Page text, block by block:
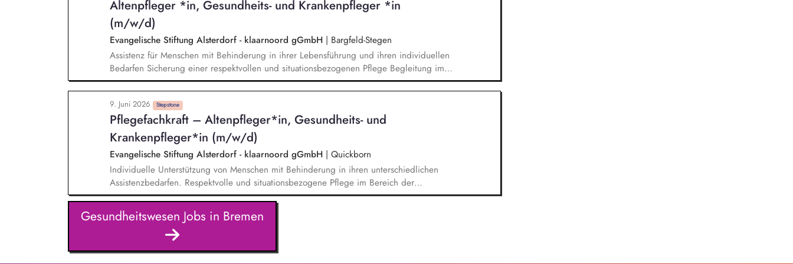
Menschen. Pflegeprozesse planen, steuern und dokumentieren, damit gute Pflege
nachvollziehbar und verlässlich bleibt. Gesundheitliche Veränderungen aufmerksam
wahrnehmen und in herausfordernden Situationen sicher und besonnen handeln.
Altenpfleger *in, Gesundheits- und Krankenpfleger *in
(m/w/d)
Evangelische Stiftung Alsterdorf - klaarnoord gGmbH | Bargfeld-Stegen
Assistenz für Menschen mit Behinderung in ihrer Lebensführung und ihren individuellen
Bedarfen Sicherung einer respektvollen und situationsbezogenen Pflege Begleitung im
Rahmen der persönlichen Assistenz, z.B. bei gemeinsamen Einkäufen, Freizeitaktivitäten
oder bei Arzt- und Behördenbesuchen Mitarbeit bei der Implementierung und Umsetzung
von pflegerischen Standards Arbeiten im Bereich der Gesundheitsförderung und
Gesundheitserhaltung inklusive Vergabe von Medikamenten und Dokumentation Erstellung
von Assistenzplanungen, Sozial- und Verlaufsberichten sowie Dokumentationen
9. Juni 2026 Stepstone
Pflegefachkraft – Altenpfleger*in, Gesundheits- und
Krankenpfleger*in (m/w/d)
Evangelische Stiftung Alsterdorf - klaarnoord gGmbH | Quickborn
Individuelle Unterstützung von Menschen mit Behinderung in ihren unterschiedlichen
Assistenzbedarfen. Respektvolle und situationsbezogene Pflege im Bereich der
Grundpflege, Gesundheitsförderung und Gesundheitserhaltung. Unterstützung in den
Bereichen Wohnen, Selbstsorge, hauswirtschaftliche Tätigkeiten und Freizeitaktivitäten.
Stellen und Vergabe von Medikamenten sowie Begleitung bei Arztbesuchen. Mitarbeit bei
der Implementierung und Umsetzung von pflegerischen Standards. Umsetzung der
Assistenzplanung inklusive Dokumentation sowie Mitarbeit bei der Erstellung von
Sozialberichten.
Gesundheitswesen Jobs in Bremen